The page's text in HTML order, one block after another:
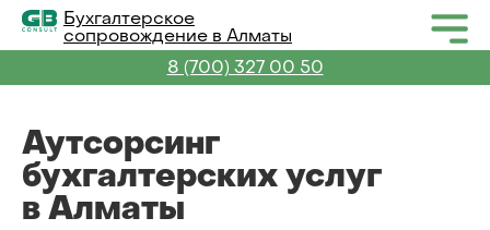
Бухгалтерское
сопровождение в Алматы
8 (700) 327 00 50
Аутсорсинг
бухгалтерских услуг
в Алматы